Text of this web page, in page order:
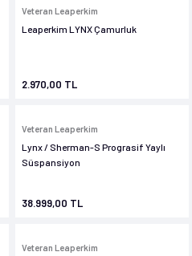
Veteran Leaperkim
Leaperkim LYNX Çamurluk
2.970,00 TL
Veteran Leaperkim
Lynx / Sherman-S Prograsif Yaylı
Süspansiyon
38.999,00 TL
Veteran Leaperkim